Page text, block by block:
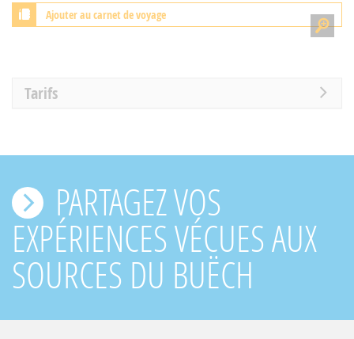
Ajouter au carnet de voyage
Tarifs
PARTAGEZ VOS
EXPÉRIENCES VÉCUES AUX
SOURCES DU BUËCH